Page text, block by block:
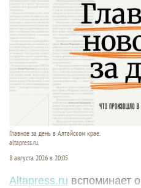
Главное за день в Алтайском крае.
altapress.ru.
8 августа 2026 в 20:05
Altapress.ru вспоминает